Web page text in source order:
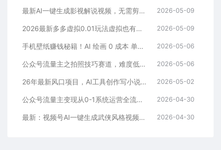
最新AI一键生成影视解说视频，无需剪辑3分钟1条，条条爆款，多平台变现日入2000+ 2026-05-09
2026最新多多虚拟0.01玩法虚拟也有新门路轻松日入2500! 2026-05-09
手机壁纸赚钱秘籍！AI 绘画 0 成本 单店狂销 3.8 万单 2026-05-06
公众号流量主之拍照技巧赛道，难度低+流量大，起号第一篇就爆了10w阅读！ 2026-05-06
26年最新风口项目，AI工具创作写小说，轻松实现日入1000+ 2026-05-02
公众号流量主变现从0-1系统运营全流程讲解！ 2026-04-30
最新：视频号AI一键生成武侠风格视频，狂撸视频号分成收益，学完轻松日入1000+ 2026-04-30